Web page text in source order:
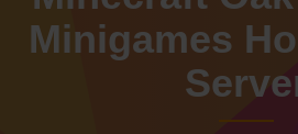
Minigames